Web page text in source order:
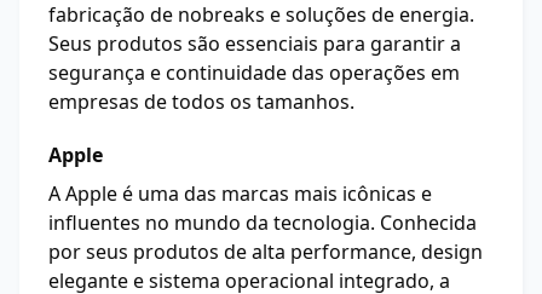
fabricação de nobreaks e soluções de energia.
Seus produtos são essenciais para garantir a
segurança e continuidade das operações em
empresas de todos os tamanhos.
Apple
A Apple é uma das marcas mais icônicas e
influentes no mundo da tecnologia. Conhecida
por seus produtos de alta performance, design
elegante e sistema operacional integrado, a